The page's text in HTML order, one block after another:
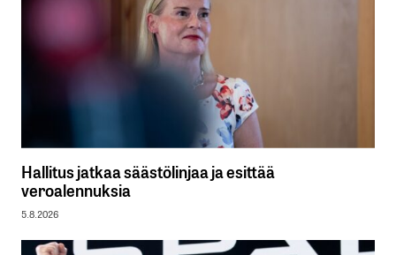
Hallitus jatkaa säästölinjaa ja esittää
veroalennuksia
5.8.2026